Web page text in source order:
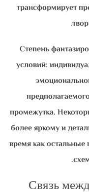
трансформирует
Степень
условий:
промежутка.
более яркому и
время как остальные
Связь